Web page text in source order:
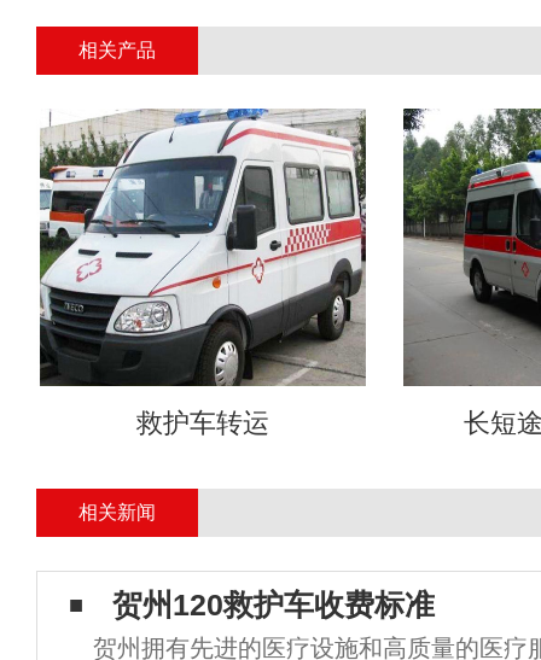
相关产品
救护车转运 长短
相关新闻
贺州120救护车收费标准
贺州拥有先进的医疗设施和高质量的医疗